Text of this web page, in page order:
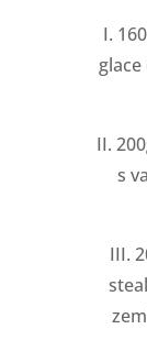
I.
II.
s
III.